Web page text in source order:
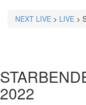
NEXT LIVE > LIVE >
2022